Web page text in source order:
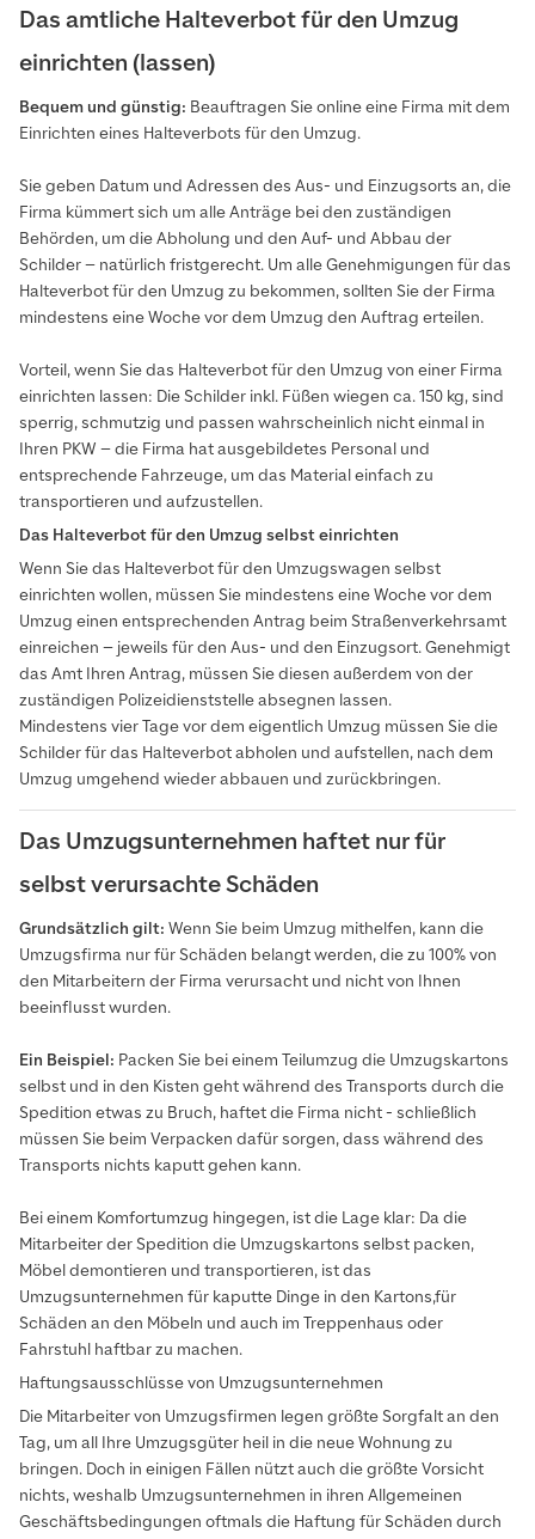
Das amtliche Halteverbot für den Umzug
einrichten (lassen)
Bequem und günstig: Beauftragen Sie online eine Firma mit dem
Einrichten eines Halteverbots für den Umzug.
Sie geben Datum und Adressen des Aus- und Einzugsorts an, die
Firma kümmert sich um alle Anträge bei den zuständigen
Behörden, um die Abholung und den Auf- und Abbau der
Schilder – natürlich fristgerecht. Um alle Genehmigungen für das
Halteverbot für den Umzug zu bekommen, sollten Sie der Firma
mindestens eine Woche vor dem Umzug den Auftrag erteilen.
Vorteil, wenn Sie das Halteverbot für den Umzug von einer Firma
einrichten lassen: Die Schilder inkl. Füßen wiegen ca. 150 kg, sind
sperrig, schmutzig und passen wahrscheinlich nicht einmal in
Ihren PKW – die Firma hat ausgebildetes Personal und
entsprechende Fahrzeuge, um das Material einfach zu
transportieren und aufzustellen.
Das Halteverbot für den Umzug selbst einrichten
Wenn Sie das Halteverbot für den Umzugswagen selbst
einrichten wollen, müssen Sie mindestens eine Woche vor dem
Umzug einen entsprechenden Antrag beim Straßenverkehrsamt
einreichen – jeweils für den Aus- und den Einzugsort. Genehmigt
das Amt Ihren Antrag, müssen Sie diesen außerdem von der
zuständigen Polizeidienststelle absegnen lassen.
Mindestens vier Tage vor dem eigentlich Umzug müssen Sie die
Schilder für das Halteverbot abholen und aufstellen, nach dem
Umzug umgehend wieder abbauen und zurückbringen.
Das Umzugsunternehmen haftet nur für
selbst verursachte Schäden
Grundsätzlich gilt: Wenn Sie beim Umzug mithelfen, kann die
Umzugsfirma nur für Schäden belangt werden, die zu 100% von
den Mitarbeitern der Firma verursacht und nicht von Ihnen
beeinflusst wurden.
Ein Beispiel: Packen Sie bei einem Teilumzug die Umzugskartons
selbst und in den Kisten geht während des Transports durch die
Spedition etwas zu Bruch, haftet die Firma nicht - schließlich
müssen Sie beim Verpacken dafür sorgen, dass während des
Transports nichts kaputt gehen kann.
Bei einem Komfortumzug hingegen, ist die Lage klar: Da die
Mitarbeiter der Spedition die Umzugskartons selbst packen,
Möbel demontieren und transportieren, ist das
Umzugsunternehmen für kaputte Dinge in den Kartons,für
Schäden an den Möbeln und auch im Treppenhaus oder
Fahrstuhl haftbar zu machen.
Haftungsausschlüsse von Umzugsunternehmen
Die Mitarbeiter von Umzugsfirmen legen größte Sorgfalt an den
Tag, um all Ihre Umzugsgüter heil in die neue Wohnung zu
bringen. Doch in einigen Fällen nützt auch die größte Vorsicht
nichts, weshalb Umzugsunternehmen in ihren Allgemeinen
Geschäftsbedingungen oftmals die Haftung für Schäden durch